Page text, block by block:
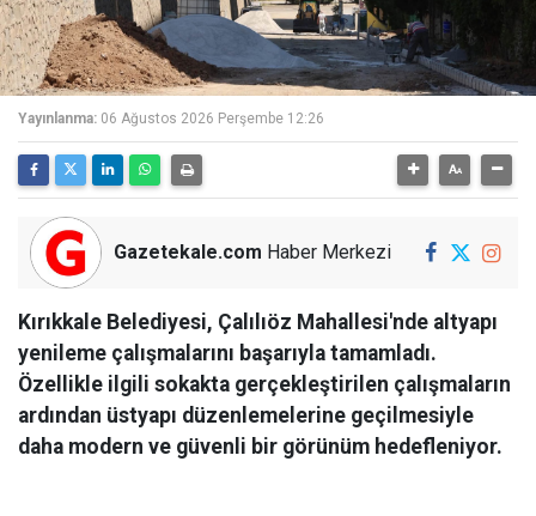
Yayınlanma: 06 Ağustos 2026 Perşembe 12:26
Gazetekale.com Haber Merkezi
Kırıkkale Belediyesi, Çalılıöz Mahallesi'nde altyapı
yenileme çalışmalarını başarıyla tamamladı.
Özellikle ilgili sokakta gerçekleştirilen çalışmaların
ardından üstyapı düzenlemelerine geçilmesiyle
daha modern ve güvenli bir görünüm hedefleniyor.